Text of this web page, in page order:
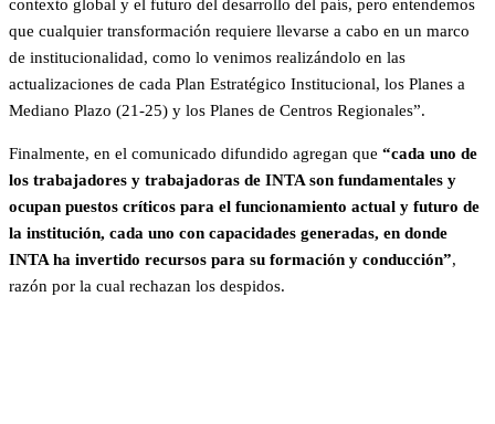
contexto global y el futuro del desarrollo del país, pero entendemos
que cualquier transformación requiere llevarse a cabo en un marco
de institucionalidad, como lo venimos realizándolo en las
actualizaciones de cada Plan Estratégico Institucional, los Planes a
Mediano Plazo (21-25) y los Planes de Centros Regionales”.
Finalmente, en el comunicado difundido agregan que “cada uno de
los trabajadores y trabajadoras de INTA son fundamentales y
ocupan puestos críticos para el funcionamiento actual y futuro de
la institución, cada uno con capacidades generadas, en donde
INTA ha invertido recursos para su formación y conducción”,
razón por la cual rechazan los despidos.